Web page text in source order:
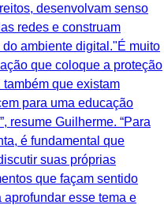
desenvolvam senso
redes e construam
ambiente digital."É muito
que coloque a proteção
que existam
para uma educação
resume Guilherme. “Para
é fundamental que
suas próprias
que façam sentido
esse tema e